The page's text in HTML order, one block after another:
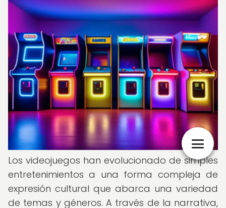
Los videojuegos han evolucionado de simples
entretenimientos a una forma compleja de
expresión cultural que abarca una variedad
de temas y géneros. A través de la narrativa,